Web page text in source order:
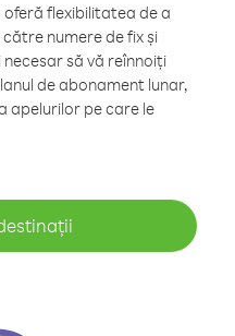
oferă flexibilitatea de a
numere de fix și
să vă reînnoiți
de abonament lunar,
apelurilor pe care le